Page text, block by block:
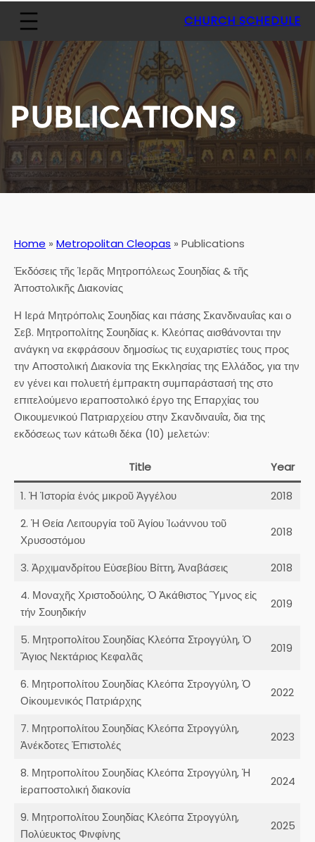
CHURCH SCHEDULE
PUBLICATIONS
Home » Metropolitan Cleopas » Publications
Ἐκδόσεις τῆς Ἱερᾶς Μητροπόλεως Σουηδίας & τῆς
Ἀποστολικῆς Διακονίας
Η Ιερά Μητρόπολις Σουηδίας και πάσης Σκανδιναυΐας και ο
Σεβ. Μητροπολίτης Σουηδίας κ. Κλεόπας αισθάνονται την
ανάγκη να εκφράσουν δημοσίως τις ευχαριστίες τους προς
την Αποστολική Διακονία της Εκκλησίας της Ελλάδος, για την
εν γένει και πολυετή έμπρακτη συμπαράστασή της στο
επιτελούμενο ιεραποστολικό έργο της Επαρχίας του
Οικουμενικού Πατριαρχείου στην Σκανδιναυΐα, δια της
εκδόσεως των κάτωθι δέκα (10) μελετών:
Title
Year
1. Ἡ Ἰστορία ἑνός μικροῦ Ἀγγέλου
2018
2. Ἡ Θεία Λειτουργία τοῦ Ἁγίου Ἰωάννου τοῦ
Χρυσοστόμου
2018
3. Ἀρχιμανδρίτου Εὐσεβίου Βίττη, Ἀναβάσεις
2018
4. Μοναχῆς Χριστοδούλης, Ὁ Ἀκάθιστος Ὓμνος εἰς
τήν Σουηδικήν
2019
5. Μητροπολίτου Σουηδίας Κλεόπα Στρογγύλη, Ὁ
Ἅγιος Νεκτάριος Κεφαλᾶς
2019
6. Μητροπολίτου Σουηδίας Κλεόπα Στρογγύλη, Ὁ
Οἰκουμενικός Πατριάρχης
2022
7. Μητροπολίτου Σουηδίας Κλεόπα Στρογγύλη,
Ἀνέκδοτες Ἐπιστολές
2023
8. Μητροπολίτου Σουηδίας Κλεόπα Στρογγύλη, Ἡ
ἱεραποστολική διακονία
2024
9. Μητροπολίτου Σουηδίας Κλεόπα Στρογγύλη,
Πολύευκτος Φινφίνης
2025